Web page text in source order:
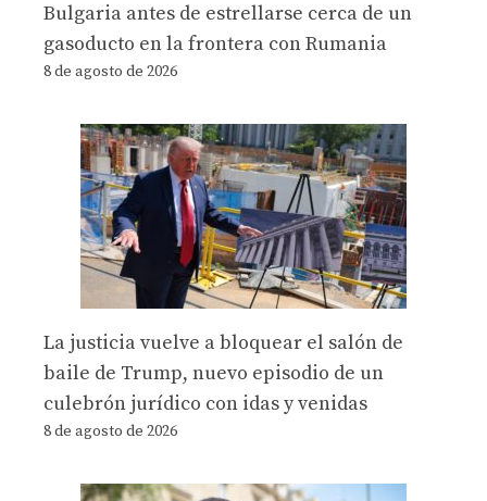
Bulgaria antes de estrellarse cerca de un
gasoducto en la frontera con Rumania
8 de agosto de 2026
La justicia vuelve a bloquear el salón de
baile de Trump, nuevo episodio de un
culebrón jurídico con idas y venidas
8 de agosto de 2026